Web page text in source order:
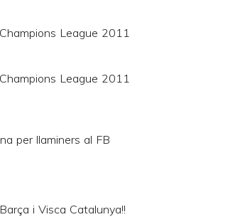
i Visca Catalunya!!